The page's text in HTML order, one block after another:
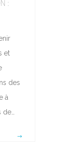
:
et
des
à
de…